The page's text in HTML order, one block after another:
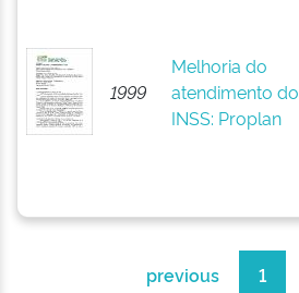
1999
Melhoria do
atendimento do
INSS: Proplan
previous 1